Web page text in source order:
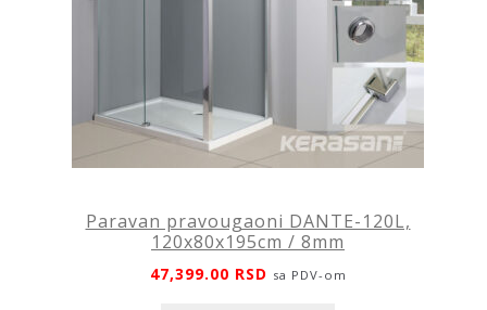
Paravan pravougaoni DANTE-120L,
120x80x195cm / 8mm
47,399.00 RSD sa PDV-om